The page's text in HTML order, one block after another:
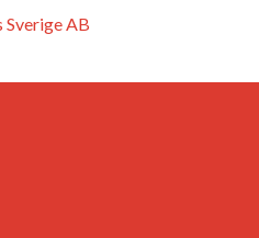
största livsmedelsbolag
Europe marknadsför